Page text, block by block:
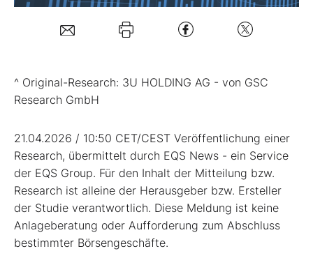
^ Original-Research: 3U HOLDING AG - von GSC
Research GmbH
21.04.2026 / 10:50 CET/CEST Veröffentlichung einer
Research, übermittelt durch EQS News - ein Service
der EQS Group. Für den Inhalt der Mitteilung bzw.
Research ist alleine der Herausgeber bzw. Ersteller
der Studie verantwortlich. Diese Meldung ist keine
Anlageberatung oder Aufforderung zum Abschluss
bestimmter Börsengeschäfte.